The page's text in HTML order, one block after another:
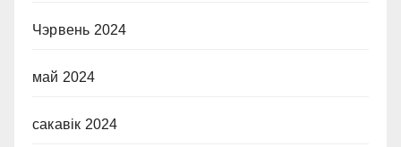
Чэрвень 2024
май 2024
сакавік 2024